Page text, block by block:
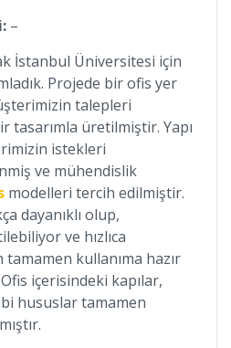
–
İstanbul Üniversitesi için
Projede bir ofis yer
talepleri
tasarımla üretilmiştir. Yapı
istekleri
ve mühendislik
modelleri tercih edilmiştir.
dayanıklı olup,
ve hızlıca
kullanıma hazır
içerisindeki kapılar,
hususlar tamamen